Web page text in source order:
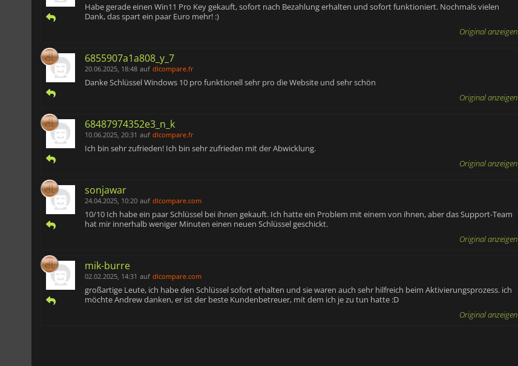
Habe gerade einen Win11 Pro Key gekauft, sofort nach Bezahlung erhalten und sofort funktioniert. Nochmals vielen
Dank, das spart ein paar Euro mehr! :)
Original anzeigen
6855907a1a808_y_7
20.06.2025, 18:48 auf dlcompare.fr
Danke Schlüssel Windows 10 pro funktionell sehr pro die Website und sehr schön
Original anzeigen
68487974352e3_n_k
10.06.2025, 20:31 auf dlcompare.fr
Ich bin sehr zufrieden! Ich bin sehr zufrieden mit der Abwicklung.
Original anzeigen
sonjawar
24.04.2025, 10:20 auf dlcompare.com
10/10 Ich habe ein paar Schlüssel bei ihnen gekauft. Ich hatte ein Problem mit einem von ihnen, aber das Support-Team
hat mir innerhalb weniger Minuten einen neuen Schlüssel geschickt.
Original anzeigen
mik-burre
02.02.2025, 14:31 auf dlcompare.com
großartige Leute, ich habe den Schlüssel sofort erhalten und sie waren auch sehr hilfreich beim Aktivierungsprozess. ich
möchte Andrew danken, er ist der beste Kundenbetreuer, mit dem ich je zu tun hatte :D
Original anzeigen